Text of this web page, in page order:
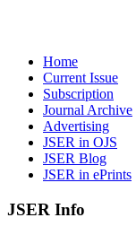
Home
Current Issue
Subscription
Journal Archive
Advertising
JSER in OJS
JSER Blog
JSER in ePrints
JSER Info